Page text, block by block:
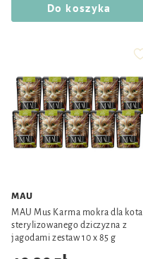
Do koszyka
MAU
MAU Mus Karma mokra dla kota
sterylizowanego dziczyzna z
jagodami zestaw 10 x 85 g